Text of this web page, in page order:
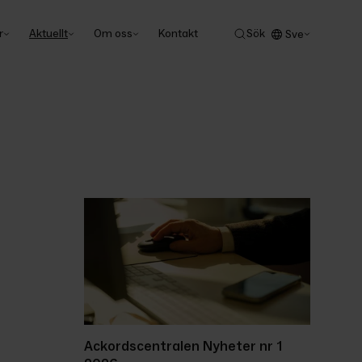
Aktuellt Om oss Kontakt Sök Sve
Ackordscentralen Nyheter nr 1